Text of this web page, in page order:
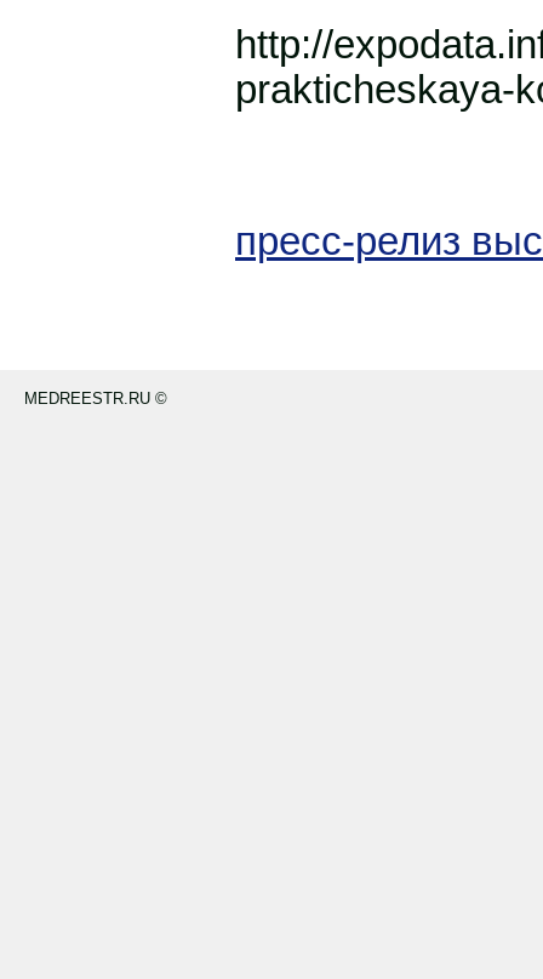
http://
prakticheskaya-
пресс-релиз
MEDREESTR.RU ©